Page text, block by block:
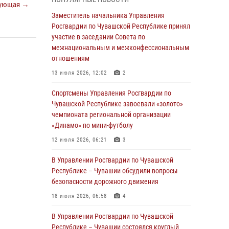
→
В Ядрине сотрудники Росгвардии задержали
подозреваемого в причинении тяжкого вреда
здоровью
01 августа 2026, 06:12
1 августа – День дежурной службы войск
Федерации
01 августа 2026, 05:17
Директор Росгвардии Герой России генерал
армии Виктор Золотов поздравил
профессиональным праздником
01 августа 2026, 00:01
В Чебоксарах при участии спецназа
немаркированной никотиносодержащей
продукции (видео)
Заместитель начальника Управления
Росгвардии по Чувашской Республике принял
участие в заседании Совета по
межнациональным и межконфессиональным
отношениям
13 июля 2026, 12:02 2
Спортсмены Управления Росгвардии по
Чувашской Республике завоевали «золото»
чемпионата региональной организации
«Динамо» по мини-футболу
12 июля 2026, 06:21 3
В Управлении Росгвардии по Чувашской
Республике – Чувашии обсудили вопросы
безопасности дорожного движения
18 июля 2026, 06:58 4
В Управлении Росгвардии по Чувашской
Республике – Чувашии состоялся круглый